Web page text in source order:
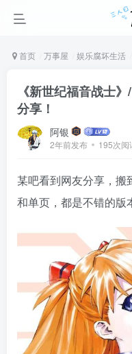
首页 万事屋 娱乐腐坏生活
《新世纪福音战士
分享！
阿银
2年前发布 195次阅
某吧看到网友分享，
和单页，都是不错的版